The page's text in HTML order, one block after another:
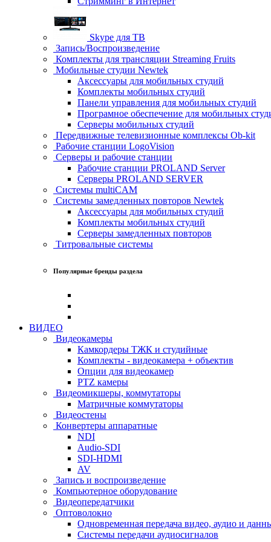
Skype для ТВ
Запись/Воспроизведение
Комплекты для трансляции Streaming Fruits
Мобильные студии Newtek
Аксессуары для мобильных студий
Комплекты мобильных студий
Панели управления для мобильных студий
Програмное обеспечение для мобильных
Серверы мобильных студий
Передвижные телевизионные комплексы Ob-kit
Рабочие станции LogoVision
Серверы и рабочие станции
Рабочие станции PROLAND Server
Серверы PROLAND SERVER
Системы multiCAM
Системы замедленных повторов Newtek
Аксессуары для мобильных студий
Комплекты мобильных студий
Серверы замедленных повторов
Титровальные системы
Популярные бренды раздела
ВИДЕО
Видеокамеры
Камкордеры ТЖК и студийные
Комплекты - видеокамера + объектив
Опции для видеокамер
PTZ камеры
Видеомикшеры, коммутаторы
Матричные коммутаторы
Видеостены
Конвертеры аппаратные
NDI
Audio-SDI
SDI-HDMI
AV
Запись и воспроизведение
Компьютерное оборудование
Видеопередатчики
Оптоволокно
Одновременная передача видео, аудио и
Системы передачи аудиосигналов